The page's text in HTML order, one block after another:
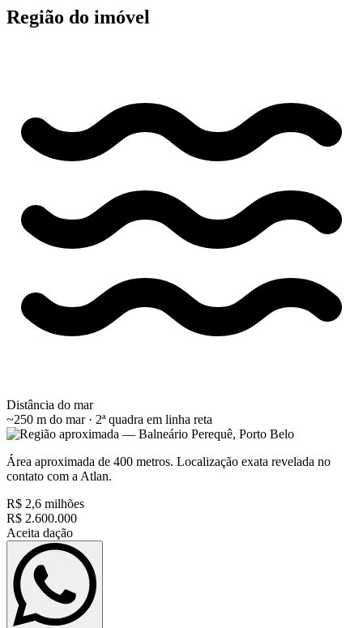
Região do imóvel
Distância do mar
~250 m do mar · 2ª quadra em linha reta
Área aproximada de 400 metros. Localização exata revelada no
contato com a Atlan.
R$ 2,6 milhões
R$ 2.600.000
Aceita dação